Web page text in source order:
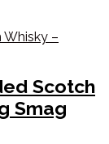
Scotch
Smag